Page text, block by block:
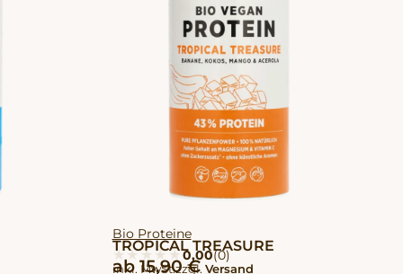
Bio Proteine
TROPICAL TREASURE
★★★★★
★★★★★0,00(0)
ab15,90€
inkl. MwSt.zzgl.Versand